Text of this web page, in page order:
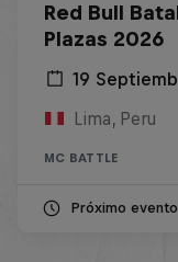
Red Bull
Plazas 2026
19
Lima, Peru
MC BATTLE
Próximo evento